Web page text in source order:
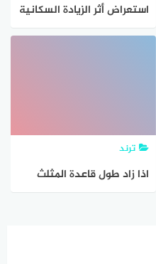
استعراض أثر الزيادة السكانية
على توفر العناصر والمركبات
ترند
اذا زاد طول قاعدة المثلث